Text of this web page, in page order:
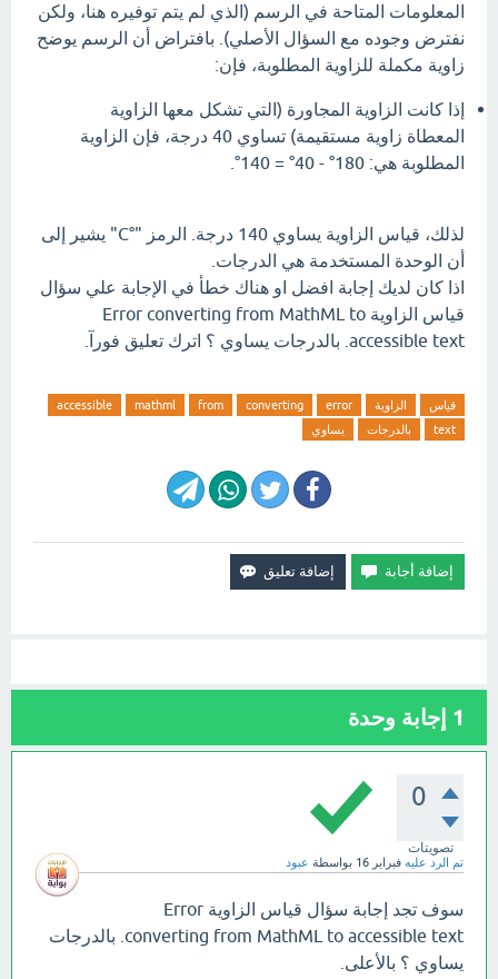
المعلومات المتاحة في الرسم (الذي لم يتم توفيره هنا، ولكن
نفترض وجوده مع السؤال الأصلي). بافتراض أن الرسم يوضح
زاوية مكملة للزاوية المطلوبة، فإن:
إذا كانت الزاوية المجاورة (التي تشكل معها الزاوية
المعطاة زاوية مستقيمة) تساوي 40 درجة، فإن الزاوية
المطلوبة هي: 180° - 40° = 140°.
لذلك، قياس الزاوية يساوي 140 درجة. الرمز "°C" يشير إلى
أن الوحدة المستخدمة هي الدرجات.
اذا كان لديك إجابة افضل او هناك خطأ في الإجابة علي سؤال
قياس الزاوية Error converting from MathML to
accessible text. بالدرجات يساوي ؟ اترك تعليق فورآ.
قياس الزاوية error
converting
from
mathml
accessible
text
بالدرجات يساوي
1 إجابة وحدة
0
تصويتات
تم الرد عليه فبراير 16 بواسطة عبود
سوف تجد إجابة سؤال قياس الزاوية Error
converting from MathML to accessible text. بالدرجات
يساوي ؟ بالأعلى.